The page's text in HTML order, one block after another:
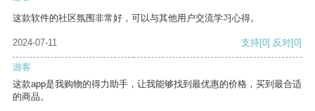
这款软件的社区氛围非常好，可以与其他用户交流学习心得。
2024-07-11 支持[0] 反对[0]
游客
这款app是我购物的得力助手，让我能够找到最优惠的价格，买到最合适
的商品。